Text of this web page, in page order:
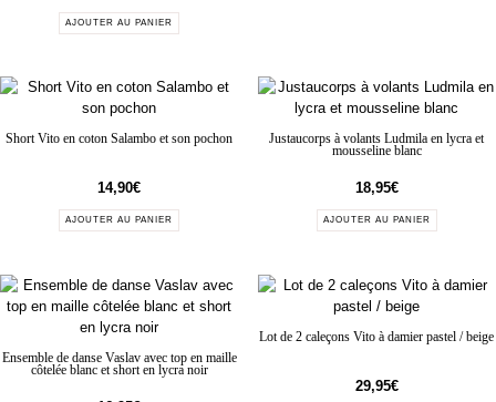
AJOUTER AU PANIER
Short Vito en coton Salambo et son pochon
14,90€
AJOUTER AU PANIER
Justaucorps à volants Ludmila en lycra et
mousseline blanc
18,95€
AJOUTER AU PANIER
Ensemble de danse Vaslav avec top en maille
côtelée blanc et short en lycra noir
Lot de 2 caleçons Vito à damier pastel / beige
29,95€